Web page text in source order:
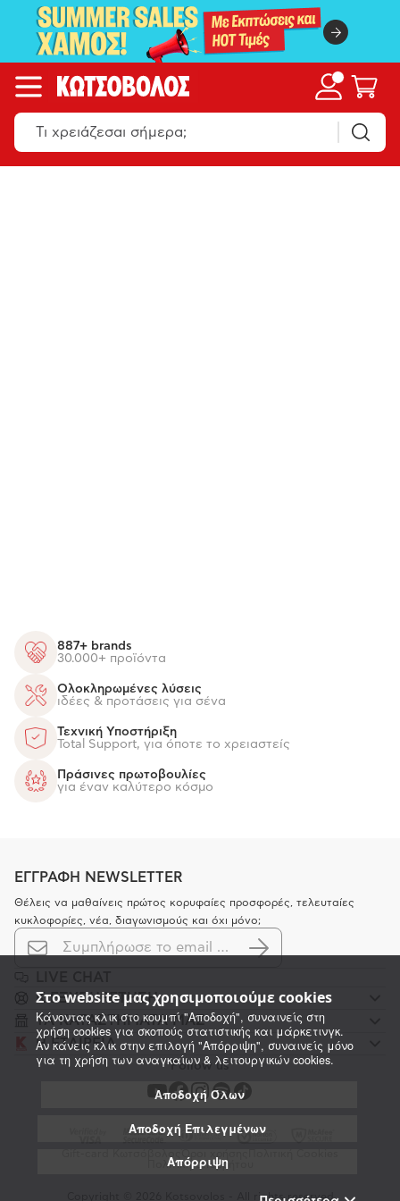
Στο website μας χρησιμοποιούμε cookies
Κάνοντας κλικ στο κουμπί "Αποδοχή", συναινείς στη
χρήση cookies για σκοπούς στατιστικής και μάρκετινγκ.
Αν κάνεις κλικ στην επιλογή "Απόρριψη", συναινείς μόνο
για τη χρήση των αναγκαίων & λειτουργικών cookies.
Αποδοχή Όλων
Αποδοχή Επιλεγμένων
Απόρριψη
887+ brands
30.000+ προϊόντα
Ολοκληρωμένες λύσεις
ιδέες & προτάσεις για σένα
Τεχνική Υποστήριξη
Total Support, για όποτε το χρειαστείς
Πράσινες πρωτοβουλίες
για έναν καλύτερο κόσμο
ΕΓΓΡΑΦΗ NEWSLETTER
Θέλεις να μαθαίνεις πρώτος κορυφαίες προσφορές, τελευταίες
κυκλοφορίες, νέα, διαγωνισμούς και όχι μόνο;
K ΕΞΥΠΗΡΕΤΗΣΗ
ΤΑ ΚΑΤΑΣΤΗΜΑΤΑ ΜΑΣ
Η ΕΤΑΙΡΕΙΑ
Follow us
Πολιτική απορρήτου
Copyright © 2026 Kotsovolos - All rights reserved